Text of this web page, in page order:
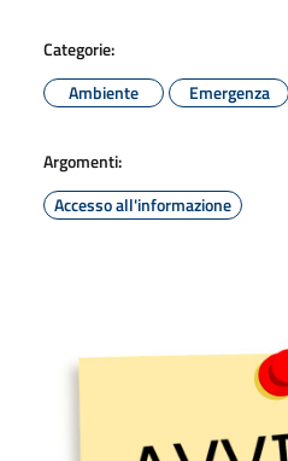
Categorie:
Ambiente
Emergenza
Argomenti:
Accesso all'informazione